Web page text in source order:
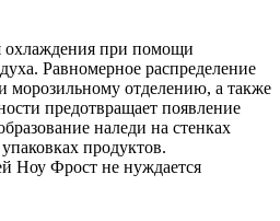
охлаждения при помощи
Равномерное распределение
морозильному отделению, а также
предотвращает появление
наледи на стенках
продуктов.
Ноу Фрост не нуждается